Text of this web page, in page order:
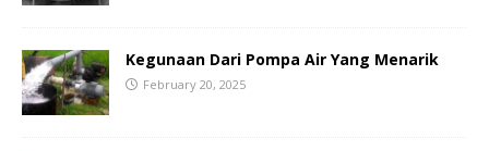
Kegunaan Dari Pompa Air Yang Menarik
February 20, 2025